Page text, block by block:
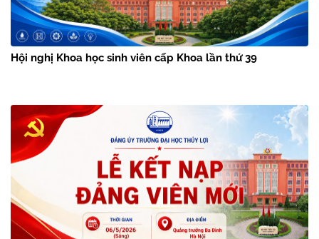
Hội nghị Khoa học sinh viên cấp Khoa lần thứ 39